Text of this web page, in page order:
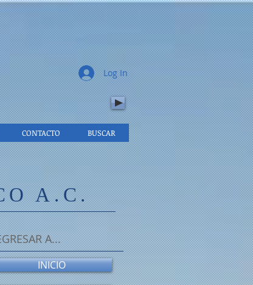
CONTACTO BUSCAR
Log In
A.C.
A...
INICIO